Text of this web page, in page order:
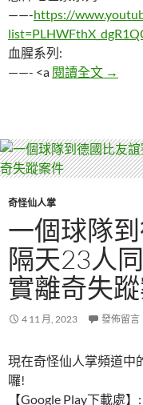
——-https://
血腥系列:
——- <a 閱讀全文 中國
→
奇怪仙人掌
一個球隊
隔天23人
實離奇失
4 11 月, 2023 發佈留言
現在奇怪仙人掌頻道中
囉!
【Google Play下載處】: